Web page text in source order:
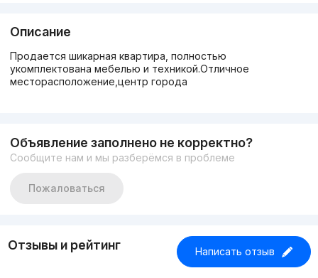
Описание
Продается шикарная квартира, полностью
укомплектована мебелью и техникой.Отличное
месторасположение,центр города
Объявление заполнено не корректно?
Сообщите нам и мы разберёмся в проблеме
Пожаловаться
Отзывы и рейтинг Написать отзыв